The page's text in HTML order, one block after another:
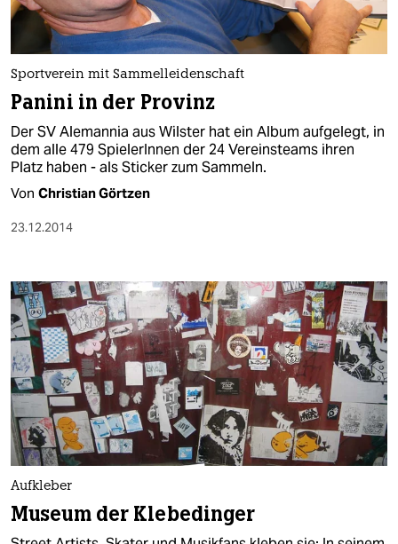
Sportverein mit Sammelleidenschaft
Panini in der Provinz
Der SV Alemannia aus Wilster hat ein Album aufgelegt, in
dem alle 479 SpielerInnen der 24 Vereinsteams ihren
Platz haben - als Sticker zum Sammeln.
Von Christian Görtzen
23.12.2014
Aufkleber
Museum der Klebedinger